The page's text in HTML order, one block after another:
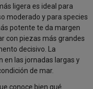
ligera es ideal para
moderado y para species
potente te da margen
con piezas más grandes
decisivo. La
en las jornadas largas y
de mar.
conoce bien qué